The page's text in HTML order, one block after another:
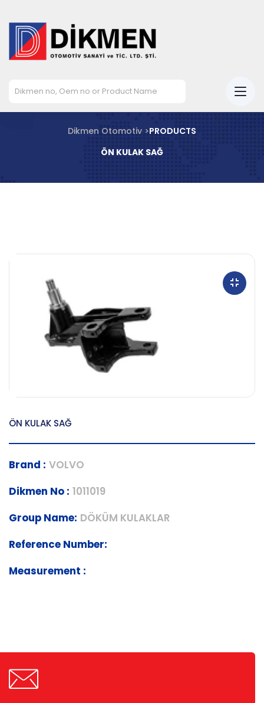
Dikmen Otomotiv >PRODUCTS
ÖN KULAK SAĞ
ÖN KULAK SAĞ
Brand : VOLVO
Dikmen No : 1011019
Group Name: DÖKÜM KULAKLAR
Reference Number:
Measurement :